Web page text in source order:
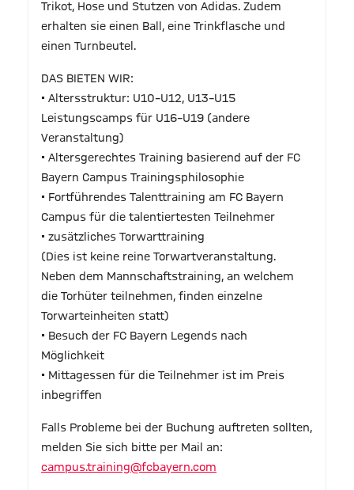
Trikot, Hose und Stutzen von Adidas. Zudem
erhalten sie einen Ball, eine Trinkflasche und
einen Turnbeutel.
DAS BIETEN WIR:
• Altersstruktur: U10–U12, U13–U15
Leistungscamps für U16–U19 (andere
Veranstaltung)
• Altersgerechtes Training basierend auf der FC
Bayern Campus Trainingsphilosophie
• Fortführendes Talenttraining am FC Bayern
Campus für die talentiertesten Teilnehmer
• zusätzliches Torwarttraining
(Dies ist keine reine Torwartveranstaltung.
Neben dem Mannschaftstraining, an welchem
die Torhüter teilnehmen, finden einzelne
Torwarteinheiten statt)
• Besuch der FC Bayern Legends nach
Möglichkeit
• Mittagessen für die Teilnehmer ist im Preis
inbegriffen
Falls Probleme bei der Buchung auftreten sollten,
melden Sie sich bitte per Mail an:
campus.training@fcbayern.com